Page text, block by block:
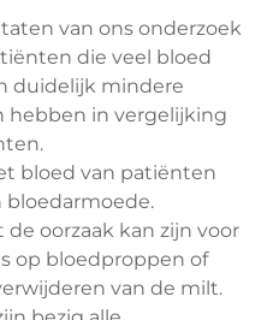
van ons onderzoek
die veel bloed
duidelijk mindere
hebben in vergelijking
bloed van patiënten
bloedarmoede.
oorzaak kan zijn voor
op bloedproppen of
van de milt.